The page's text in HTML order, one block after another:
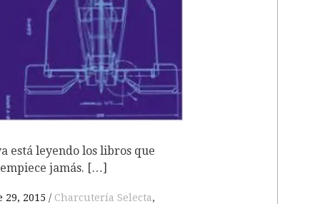
está leyendo los libros que
jamás. […]
2015 Charcutería Selecta,